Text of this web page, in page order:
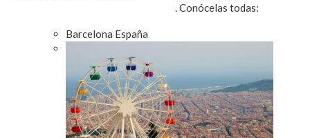
. Conócelas todas:
Barcelona España